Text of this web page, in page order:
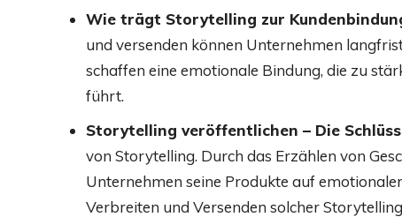
Wie trägt Storytelling zur
und versenden können Unternehmen
schaffen eine emotionale Bindung, die zu
führt.
Storytelling veröffentlichen – Die
von Storytelling. Durch das Erzählen von
Unternehmen seine Produkte auf
Verbreiten und Versenden solcher